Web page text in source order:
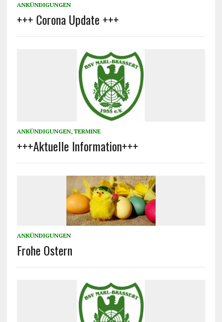
ANKÜNDIGUNGEN
+++ Corona Update +++
ANKÜNDIGUNGEN, TERMINE
+++Aktuelle Information+++
ANKÜNDIGUNGEN
Frohe Ostern